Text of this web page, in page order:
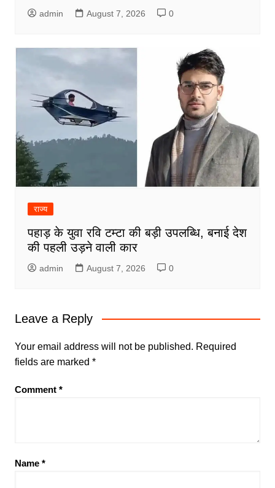
admin August 7, 2026 0
राज्य
पहाड़ के युवा रवि टम्टा की बड़ी उपलब्धि, बनाई देश
की पहली उड़ने वाली कार
admin August 7, 2026 0
Leave a Reply
Your email address will not be published. Required
fields are marked *
Comment *
Name *